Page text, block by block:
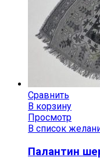
Сравнить
В корзину
Просмотр
В список
Палантин